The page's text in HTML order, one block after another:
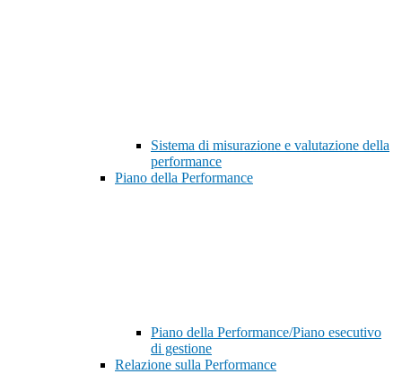
Sistema di misurazione e valutazione della
performance
Piano della Performance
Piano della Performance/Piano esecutivo
di gestione
Relazione sulla Performance